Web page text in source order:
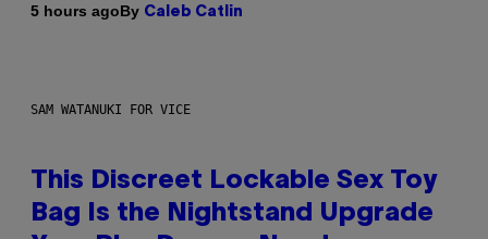
5 hours agoBy Caleb Catlin
SAM WATANUKI FOR VICE
This Discreet Lockable Sex Toy
Bag Is the Nightstand Upgrade